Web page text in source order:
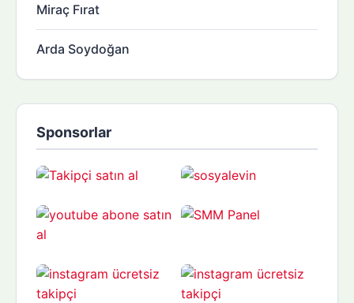
Miraç Fırat
Arda Soydoğan
Sponsorlar